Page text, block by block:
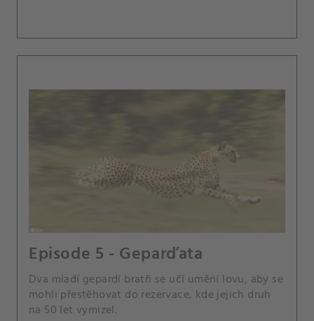
Episode 5 - Geparďata
Dva mladí gepardí bratři se učí umění lovu, aby se
mohli přestěhovat do rezervace, kde jejich druh
na 50 let vymizel.